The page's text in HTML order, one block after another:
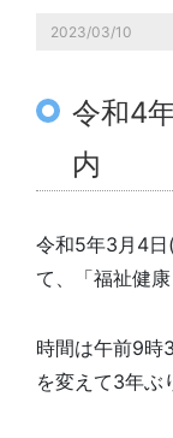
2023/03/10
令和4
内
令和5年3月4日
て、「福祉健
時間は午前9時
を変えて3年ぶ